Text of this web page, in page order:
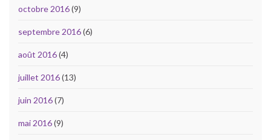
octobre 2016(9)
septembre 2016(6)
août 2016(4)
juillet 2016(13)
juin 2016(7)
mai 2016(9)